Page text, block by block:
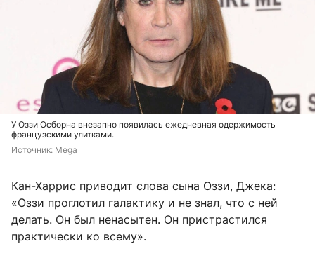
У Оззи Осборна внезапно появилась ежедневная одержимость
французскими улитками.
Источник: Mega
Кан-Харрис приводит слова сына Оззи, Джека:
«Оззи проглотил галактику и не знал, что с ней
делать. Он был ненасытен. Он пристрастился
практически ко всему».